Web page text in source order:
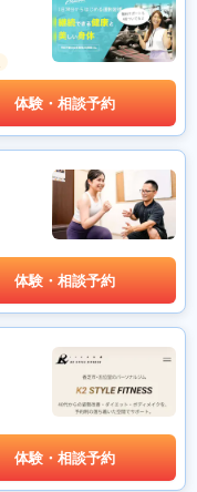
体験・相談予約
体験・相談予約
体験・相談予約